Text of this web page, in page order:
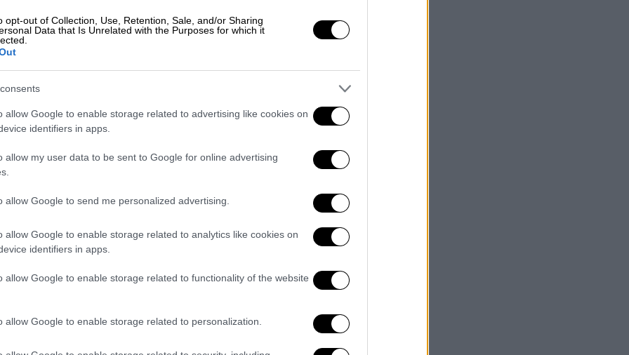
opt-out of Collection, Use, Retention, Sale, and/or Sharing
Data that Is Unrelated with the Purposes for which it
allow Google to enable storage related to advertising like cookies on
identifiers in apps.
allow my user data to be sent to Google for online advertising
allow Google to send me personalized advertising.
allow Google to enable storage related to analytics like cookies on
identifiers in apps.
allow Google to enable storage related to functionality of the website
allow Google to enable storage related to personalization.
δεν είναι πολύ πειθαρχημένες
το 10-15% των ευρωβουλευτών θα
υπό την κάλυψη της μυστικής
στην ομόφωνη υποστήριξη της δικής
να είναι ιδιαίτερα δύσκολη για τη φον
έχουν δηλώσει ότι δεν θα την
υπερβολικά το Ισραήλ στον
Billy Kelleher, αντιπρόεδρος της Renew,
πάψει να θεωρείται «ειλικρινής
στη Μέση Ανατολή».